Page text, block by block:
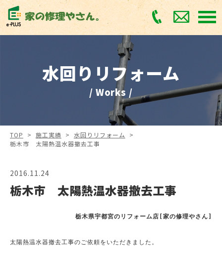
水回りリフォーム
/ Works /
TOP > 施工実績 > 水回りリフォーム
>
栃木市 太陽熱温水器撤去工事
2016.11.24
栃木市 太陽熱温水器撤去工事
栃木県宇都宮のリフォーム店[家の修理やさん]
太陽熱温水器撤去工事のご依頼をいただきました。